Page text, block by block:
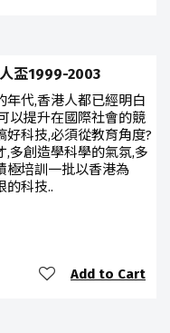
盃1999-2003
年代,香港人都已經明白
以提升在國際社會的競
好科技,必須從教育角度?
,多創造學科學的氣氛,多
極培訓一批以香港為
的科技..
Add to Cart